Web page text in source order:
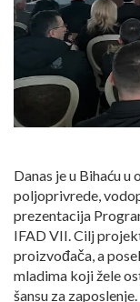
Danas je u Bihaću
poljoprivrede,
prezentacija
IFAD VII. Cilj
proizvođača, a
mladima koji žele
šansu za zaposlenje.